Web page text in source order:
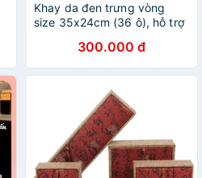
Khay da đen trưng vòng
size 35x24cm (36 ô), hỗ trợ
300.000 đ